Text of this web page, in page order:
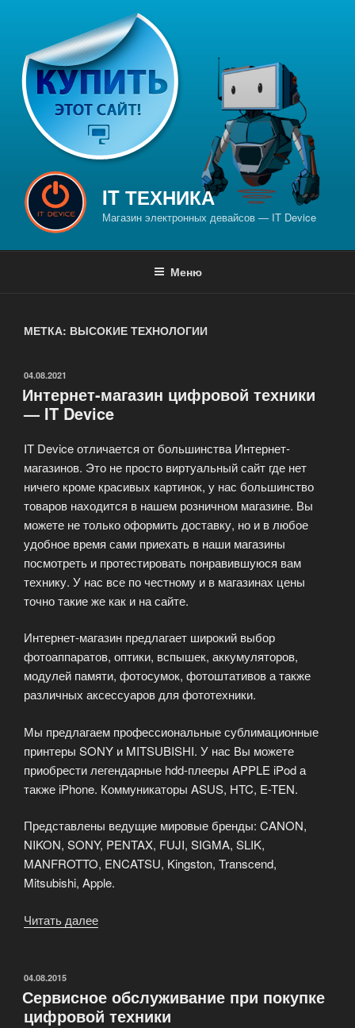
содержимому
IT ТЕХНИКА
Магазин электронных девайсов — IT Device
Меню
МЕТКА: ВЫСОКИЕ ТЕХНОЛОГИИ
ОПУБЛИКОВАНО
04.08.2021
Интернет-магазин цифровой техники
— IT Device
IT Device отличается от большинства Интернет-
магазинов. Это не просто виртуальный сайт где нет
ничего кроме красивых картинок, у нас большинство
товаров находится в нашем розничном магазине. Вы
можете не только оформить доставку, но и в любое
удобное время сами приехать в наши магазины
посмотреть и протестировать понравившуюся вам
технику. У нас все по честному и в магазинах цены
точно такие же как и на сайте.
Интернет-магазин предлагает широкий выбор
фотоаппаратов, оптики, вспышек, аккумуляторов,
модулей памяти, фотосумок, фотоштативов а также
различных аксессуаров для фототехники.
Мы предлагаем профессиональные сублимационные
принтеры SONY и MITSUBISHI. У нас Вы можете
приобрести легендарные hdd-плееры APPLE iPod а
также iPhone. Коммуникаторы ASUS, HTC, E-TEN.
Представлены ведущие мировые бренды: CANON,
NIKON, SONY, PENTAX, FUJI, SIGMA, SLIK,
MANFROTTO, ENCATSU, Kingston, Transcend,
Mitsubishi, Apple.
Читать далее
—
IT
ОПУБЛИКОВАНО
04.08.2015
Сервисное обслуживание при покупке
цифровой техники